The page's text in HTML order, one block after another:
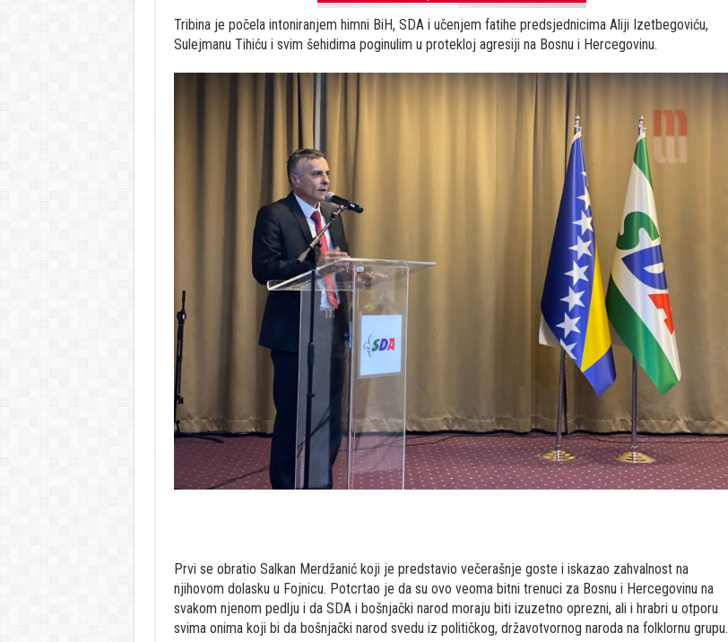
Tribina je počela intoniranjem himni BiH, SDA i učenjem fatihe predsjednicima Aliji Izetbegoviću,
Sulejmanu Tihiću i svim šehidima poginulim u protekloj agresiji na Bosnu i Hercegovinu.
Prvi se obratio Salkan Merdžanić koji je predstavio večerašnje goste i iskazao zahvalnost na
njihovom dolasku u Fojnicu. Potcrtao je da su ovo veoma bitni trenuci za Bosnu i Hercegovinu na
svakom njenom pedlju i da SDA i bošnjački narod moraju biti izuzetno oprezni, ali i hrabri u otporu
svima onima koji bi da bošnjački narod svedu iz političkog, državotvornog naroda na folklornu grupu.